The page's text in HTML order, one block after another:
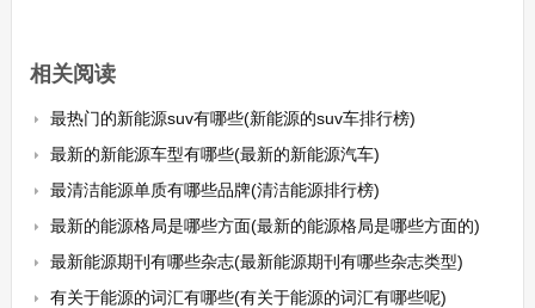
相关阅读
最热门的新能源suv有哪些(新能源的suv车排行榜)
最新的新能源车型有哪些(最新的新能源汽车)
最清洁能源单质有哪些品牌(清洁能源排行榜)
最新的能源格局是哪些方面(最新的能源格局是哪些方面的)
最新能源期刊有哪些杂志(最新能源期刊有哪些杂志类型)
有关于能源的词汇有哪些(有关于能源的词汇有哪些呢)